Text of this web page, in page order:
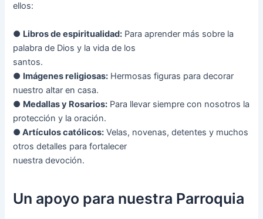
ellos:
● Libros de espiritualidad: Para aprender más sobre la
palabra de Dios y la vida de los
santos.
● Imágenes religiosas: Hermosas figuras para decorar
nuestro altar en casa.
● Medallas y Rosarios: Para llevar siempre con nosotros la
protección y la oración.
● Artículos católicos: Velas, novenas, detentes y muchos
otros detalles para fortalecer
nuestra devoción.
Un apoyo para nuestra Parroquia